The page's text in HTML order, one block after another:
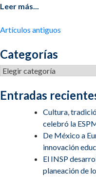
Leer más...
Navegación
entradas
Artículos antiguos
Categorías
Categorías
Entradas
Cultura,
celebró la
De México a
innovación
El INSP
planeación de